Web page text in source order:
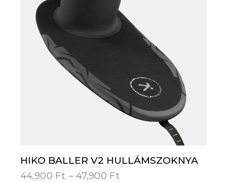
HIKO BALLER V2 HULLÁMSZOKNYA
44,900 Ft – 47,900 Ft